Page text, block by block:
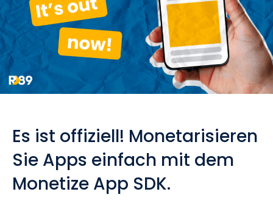
Es ist offiziell! Monetarisieren
Sie Apps einfach mit dem
Monetize App SDK.